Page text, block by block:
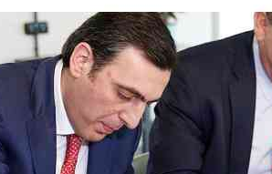
Systems International LLC ընկերությունը
Հայաստանում